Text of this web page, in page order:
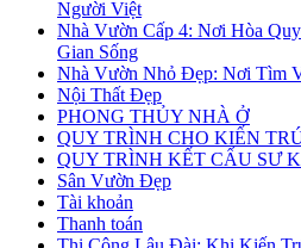
Người Việt
Nhà Vườn Cấp 4: Nơi Hòa
Gian Sống
Nhà Vườn Nhỏ Đẹp: Nơi Tìm
Nội Thất Đẹp
PHONG THỦY NHÀ Ở
QUY TRÌNH CHO KIẾN
QUY TRÌNH KẾT CẤU SƯ
Sân Vườn Đẹp
Tài khoản
Thanh toán